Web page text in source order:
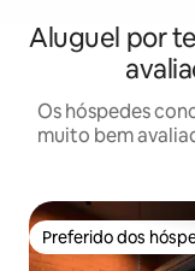
Aluguel por
Os hóspedes
muito bem
Preferido dos
Preferido dos